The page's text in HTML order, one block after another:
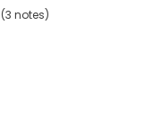
(3 notes)